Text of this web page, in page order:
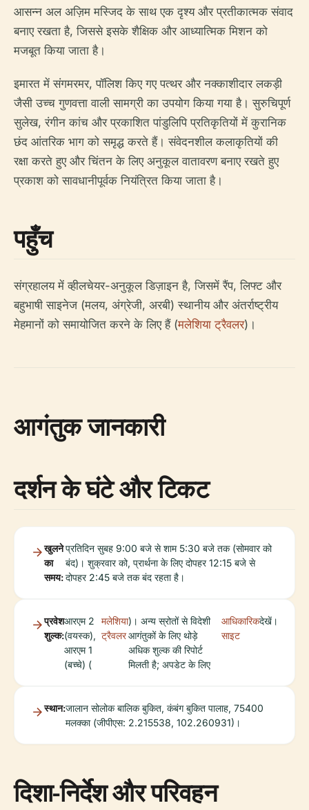
आसन्न अल अज़िम मस्जिद के साथ एक दृश्य और प्रतीकात्मक संवाद
बनाए रखता है, जिससे इसके शैक्षिक और आध्यात्मिक मिशन को
मजबूत किया जाता है।
इमारत में संगमरमर, पॉलिश किए गए पत्थर और नक्काशीदार लकड़ी
जैसी उच्च गुणवत्ता वाली सामग्री का उपयोग किया गया है। सुरुचिपूर्ण
सुलेख, रंगीन कांच और प्रकाशित पांडुलिपि प्रतिकृतियों में कुरानिक
छंद आंतरिक भाग को समृद्ध करते हैं। संवेदनशील कलाकृतियों की
रक्षा करते हुए और चिंतन के लिए अनुकूल वातावरण बनाए रखते हुए
प्रकाश को सावधानीपूर्वक नियंत्रित किया जाता है।
पहुँच
संग्रहालय में व्हीलचेयर-अनुकूल डिज़ाइन है, जिसमें रैंप, लिफ्ट और
बहुभाषी साइनेज (मलय, अंग्रेजी, अरबी) स्थानीय और अंतर्राष्ट्रीय
मेहमानों को समायोजित करने के लिए हैं (मलेशिया ट्रैवलर)।
आगंतुक जानकारी
दर्शन के घंटे और टिकट
खुलने
का
समय:
प्रतिदिन सुबह 9:00 बजे से शाम 5:30 बजे तक (सोमवार को
बंद)। शुक्रवार को, प्रार्थना के लिए दोपहर 12:15 बजे से
दोपहर 2:45 बजे तक बंद रहता है।
प्रवेश
शुल्क:
आरएम 2
(वयस्क),
आरएम 1
(बच्चे) (
मलेशिया
ट्रैवलर
)। अन्य स्रोतों से विदेशी
आगंतुकों के लिए थोड़े
अधिक शुल्क की रिपोर्ट
मिलती है; अपडेट के लिए
आधिकारिक
साइट
देखें।
स्थान:जालान सोलोक बालिक बुकित, कंबंग बुकित पालाह, 75400
मलक्का (जीपीएस: 2.215538, 102.260931)।
दिशा-निर्देश और परिवहन